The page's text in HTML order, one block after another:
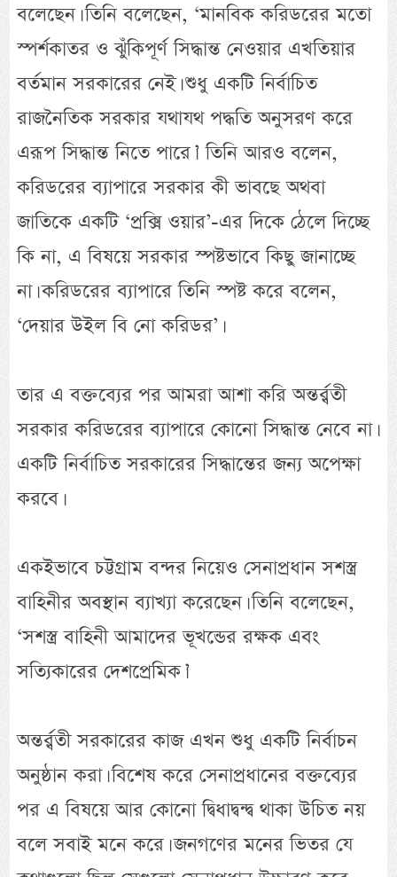
বলেছেন। তিনি বলেছেন, ‘মানবিক করিডরের মতো
স্পর্শকাতর ও ঝুঁকিপূর্ণ সিদ্ধান্ত নেওয়ার এখতিয়ার
বর্তমান সরকারের নেই। শুধু একটি নির্বাচিত
রাজনৈতিক সরকার যথাযথ পদ্ধতি অনুসরণ করে
এরূপ সিদ্ধান্ত নিতে পারে।’ তিনি আরও বলেন,
করিডরের ব্যাপারে সরকার কী ভাবছে অথবা
জাতিকে একটি ‘প্রক্সি ওয়ার’-এর দিকে ঠেলে দিচ্ছে
কি না, এ বিষয়ে সরকার স্পষ্টভাবে কিছু জানাচ্ছে
না। করিডরের ব্যাপারে তিনি স্পষ্ট করে বলেন,
‘দেয়ার উইল বি নো করিডর’।
তার এ বক্তব্যের পর আমরা আশা করি অন্তর্র্বতী
সরকার করিডরের ব্যাপারে কোনো সিদ্ধান্ত নেবে না।
একটি নির্বাচিত সরকারের সিদ্ধান্তের জন্য অপেক্ষা
করবে।
একইভাবে চট্টগ্রাম বন্দর নিয়েও সেনাপ্রধান সশস্ত্র
বাহিনীর অবস্থান ব্যাখ্যা করেছেন। তিনি বলেছেন,
‘সশস্ত্র বাহিনী আমাদের ভূখন্ডের রক্ষক এবং
সত্যিকারের দেশপ্রেমিক।’
অন্তর্র্বতী সরকারের কাজ এখন শুধু একটি নির্বাচন
অনুষ্ঠান করা। বিশেষ করে সেনাপ্রধানের বক্তব্যের
পর এ বিষয়ে আর কোনো দ্বিধাদ্বন্দ্ব থাকা উচিত নয়
বলে সবাই মনে করে। জনগণের মনের ভিতর যে